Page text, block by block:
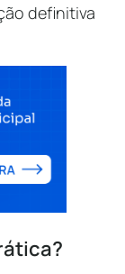
definitiva